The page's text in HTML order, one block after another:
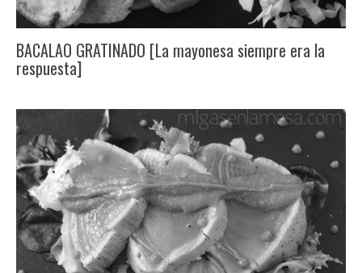
BACALAO GRATINADO [La mayonesa siempre era la
respuesta]